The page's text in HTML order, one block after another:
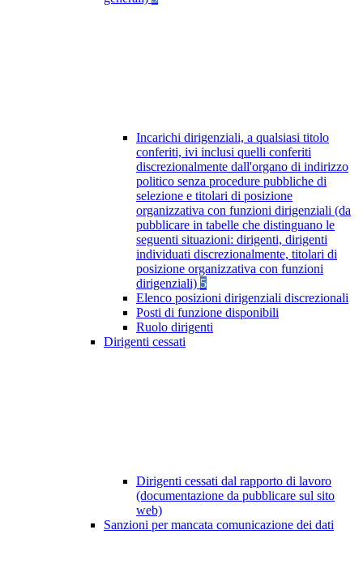
Incarichi dirigenziali, a qualsiasi titolo
conferiti, ivi inclusi quelli conferiti
discrezionalmente dall'organo di indirizzo
politico senza procedure pubbliche di
selezione e titolari di posizione
organizzativa con funzioni dirigenziali (da
pubblicare in tabelle che distinguano le
seguenti situazioni: dirigenti, dirigenti
individuati discrezionalmente, titolari di
posizione organizzativa con funzioni
dirigenziali) 5
Elenco posizioni dirigenziali discrezionali
Posti di funzione disponibili
Ruolo dirigenti
Dirigenti cessati
Dirigenti cessati dal rapporto di lavoro
(documentazione da pubblicare sul sito
web)
Sanzioni per mancata comunicazione dei dati